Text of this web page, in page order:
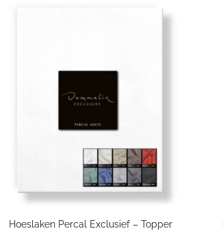
Hoeslaken Percal Exclusief – Topper